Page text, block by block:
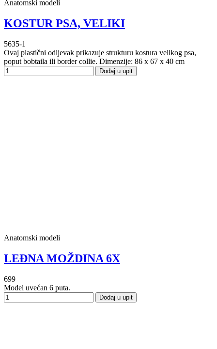
Anatomski modeli
KOSTUR PSA, VELIKI
5635-1
Ovaj plastični odljevak prikazuje strukturu kostura velikog psa,
poput bobtaila ili border collie. Dimenzije: 86 x 67 x 40 cm
Dodaj u upit
Anatomski modeli
LEĐNA MOŽDINA 6X
699
Model uvećan 6 puta.
Dodaj u upit